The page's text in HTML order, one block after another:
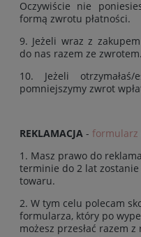
Oczywiście nie
formą zwrotu płatności.
9. Jeżeli wraz z
do nas razem ze zwrotem.
10. Jeżeli
pomniejszymy zwrot
REKLAMACJA - formularz
1. Masz prawo do
terminie do 2 lat
towaru.
2. W tym celu polecam
formularza, który po
możesz przesłać razem